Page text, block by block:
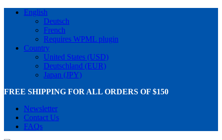
English
Deutsch
French
Requires WPML plugin
Country
United States (USD)
Deutschland (EUR)
Japan (JPY)
FREE SHIPPING FOR ALL ORDERS OF $150
Newsletter
Contact Us
FAQs